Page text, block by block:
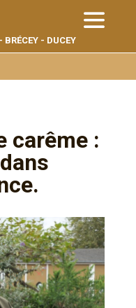
BRÉCEY - DUCEY
carême :